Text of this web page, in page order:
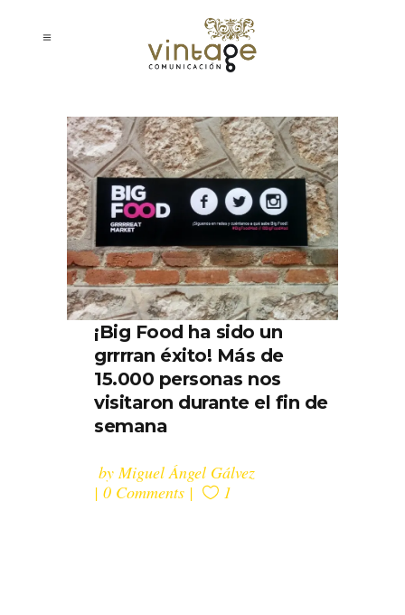
¡Big Food ha sido un
grrrran éxito! Más de
15.000 personas nos
visitaron durante el fin de
semana
byMiguel Ángel Gálvez
0 Comments
1